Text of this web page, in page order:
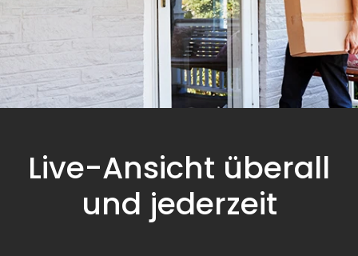
Live-Ansicht überall
und jederzeit